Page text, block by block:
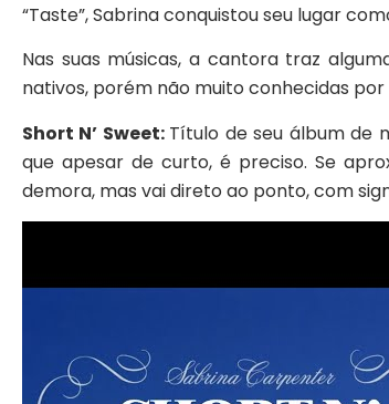
“Taste”, Sabrina conquistou seu lugar
Nas suas músicas, a cantora traz
nativos, porém não muito conhecidas
Short N’ Sweet: Título de seu álbum de
que apesar de curto, é preciso. Se
demora, mas vai direto ao ponto, com